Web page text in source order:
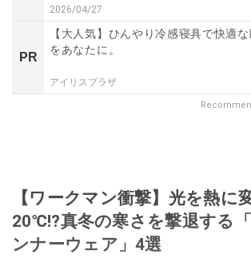
2026/04/27
PR
【大人気】ひんやり冷感寝具で快適
をあなたに。
アイリスプラザ
【ワークマン衝撃】光を熱に
20℃!?真冬の寒さを撃退する
ンナーウェア」4選